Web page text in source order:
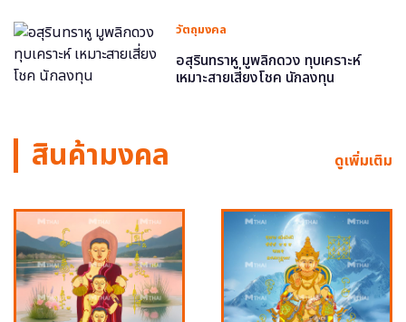
วัตถุมงคล
อสุรินทราหู มูพลิกดวง ทุบเคราะห์
เหมาะสายเสี่ยงโชค นักลงทุน
สินค้ามงคล ดูเพิ่มเติม